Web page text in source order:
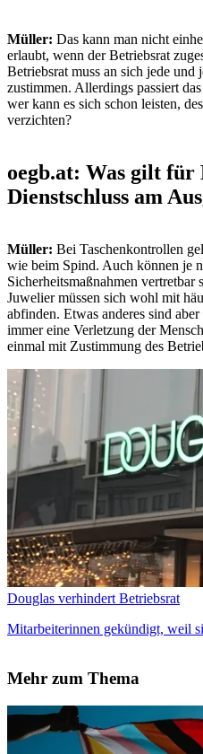
Müller: Das kann man nicht
erlaubt, wenn der Betriebsrat
Betriebsrat muss an sich jede
zustimmen. Allerdings passiert
wer kann es sich schon leisten,
verzichten?
oegb.at: Was gilt
Dienstschluss am
Müller: Bei Taschenkontrollen
wie beim Spind. Auch können je
Sicherheitsmaßnahmen vertretbar
Juwelier müssen sich wohl mit
abfinden. Etwas anderes sind
immer eine Verletzung der
einmal mit Zustimmung des
Douglas verhindert Betriebsrat
Mitarbeiterinnen gekündigt, weil
Mehr zum Thema